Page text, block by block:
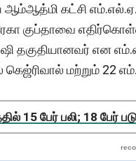
ஆம்ஆத்மி கட்சி
குப்தாவை
தகுதியானவர் என
மற்றும் 22
15 பேர் பலி; 18 பேர்